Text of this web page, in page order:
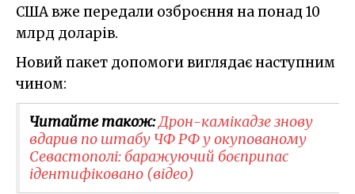
США вже передали озброєння на понад 10
млрд доларів.
Новий пакет допомоги виглядає наступним
чином:
Читайте також:Дрон-камікадзе знову
вдарив по штабу ЧФ РФ у окупованому
Севастополі: баражуючий боєприпас
ідентифіковано (відео)